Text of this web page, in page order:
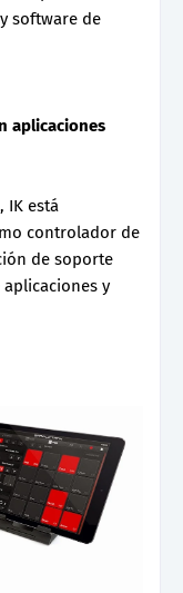
software de
aplicaciones
IK está
controlador de
de soporte
y